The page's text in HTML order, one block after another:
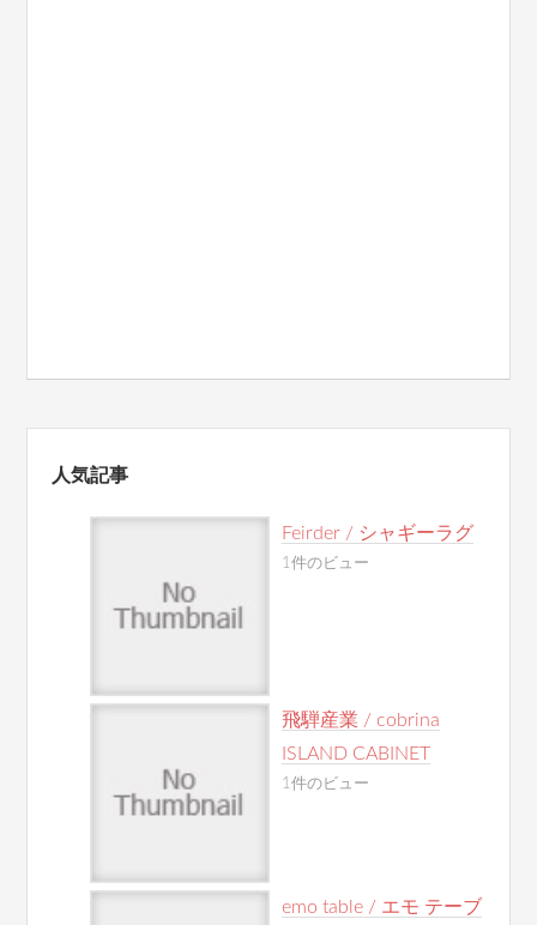
人気記事
Feirder / シャギーラグ
1件のビュー
飛騨産業 / cobrina
ISLAND CABINET
1件のビュー
emo table / エモ テーブ